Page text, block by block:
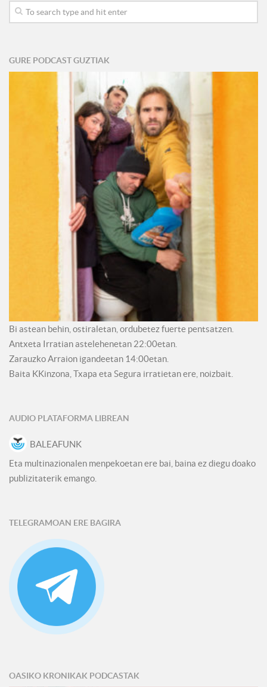
GURE PODCAST GUZTIAK
Bi astean behin, ostiraletan, ordubetez fuerte pentsatzen.
Antxeta Irratian astelehenetan 22:00etan.
Zarauzko Arraion igandeetan 14:00etan.
Baita KKinzona, Txapa eta Segura irratietan ere, noizbait.
AUDIO PLATAFORMA LIBREAN
BALEAFUNK
Eta multinazionalen menpekoetan ere bai, baina ez diegu doako
publizitaterik emango.
TELEGRAMOAN ERE BAGIRA
OASIKO KRONIKAK PODCASTAK